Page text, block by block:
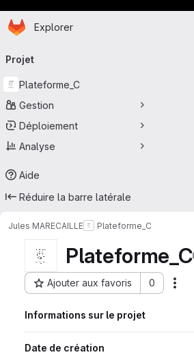
Passer au contenu principal
Page d'accueil
Explorer
principale
Projet
Plateforme_C
Gestion
Déploiement
Analyse
Aide
Réduire la barre latérale
Jules MARECAILLE Plateforme_C
Plateforme_C
Ajouter aux favoris 0
ID du projet : 1046
Informations sur le projet
Date de création